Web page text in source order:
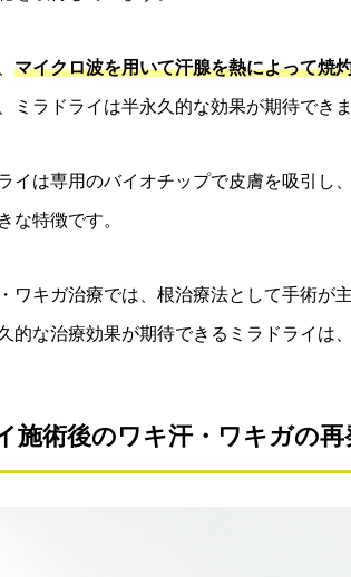
マイクロ波を用いて汗腺を熱によって焼
ミラドライは半永久的な効果が期待できま
イは専用のバイオチップで皮膚を吸引
な特徴です。
ワキガ治療では、根治療法として手術が
的な治療効果が期待できるミラドライは、
施術後のワキ汗・ワキガの再